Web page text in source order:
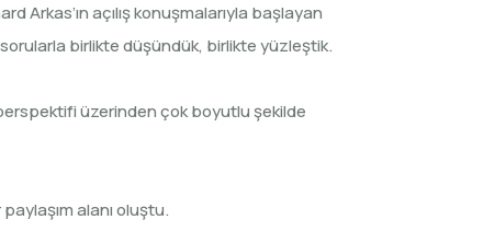
Arkas’ın açılış konuşmalarıyla başlayan
birlikte düşündük, birlikte yüzleştik.
üzerinden çok boyutlu şekilde
alanı oluştu.